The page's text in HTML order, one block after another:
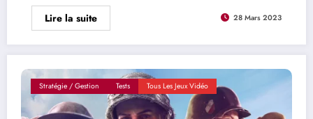
Lire la suite 28 Mars 2023
Stratégie / Gestion Tests Tous Les Jeux Vidéo